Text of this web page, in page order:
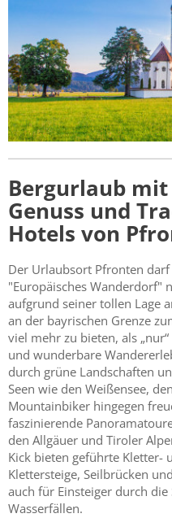
Bergurlaub
Genuss und
Hotels von
Der Urlaubsort Pfronten
"Europäisches Wanderdorf"
aufgrund seiner tollen Lage
an der bayrischen Grenze
viel mehr zu bieten, als
und wunderbare
durch grüne Landschaften
Seen wie den Weißensee,
Mountainbiker hingegen
faszinierende
den Allgäuer und Tiroler
Kick bieten geführte Kletter-
Klettersteige, Seilbrücken
auch für Einsteiger durch
Wasserfällen.